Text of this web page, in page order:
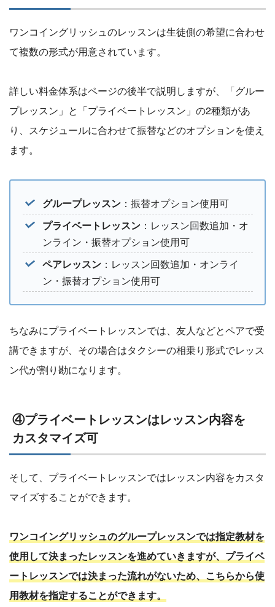
ワンコイングリッシュのレッスンは生徒側の希望に合わせ
て複数の形式が用意されています。
詳しい料金体系はページの後半で説明しますが、「グルー
プレッスン」と「プライベートレッスン」の2種類があ
り、スケジュールに合わせて振替などのオプションを使え
ます。
グループレッスン：振替オプション使用可
プライベートレッスン：レッスン回数追加・オ
ンライン・振替オプション使用可
ペアレッスン：レッスン回数追加・オンライ
ン・振替オプション使用可
ちなみにプライベートレッスンでは、友人などとペアで受
講できますが、その場合はタクシーの相乗り形式でレッス
ン代が割り勘になります。
④プライベートレッスンはレッスン内容を
カスタマイズ可
そして、プライベートレッスンではレッスン内容をカスタ
マイズすることができます。
ワンコイングリッシュのグループレッスンでは指定教材を
使用して決まったレッスンを進めていきますが、プライベ
ートレッスンでは決まった流れがないため、こちらから使
用教材を指定することができます。